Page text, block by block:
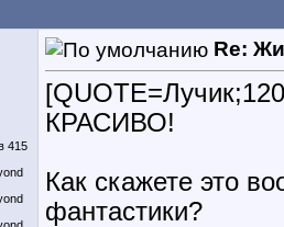
415
Re:
КРАСИВО!
Как скажете это
фантастики?